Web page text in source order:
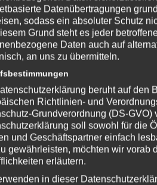
Spiel von Mojang
★
ein Modpack von The Titan Council für
modpacks/minecraft/244939-
Datenübertragungen
sodass ein absoluter Schutz
Grund steht es jeder
Daten auch auf
an uns zu übermitteln.
beruht auf den
Richtlinien- und
Grundverordnung (DS-
soll sowohl für die
und Geschäftspartner einfach
gewährleisten, möchten wir vorab
erläutern.
in dieser